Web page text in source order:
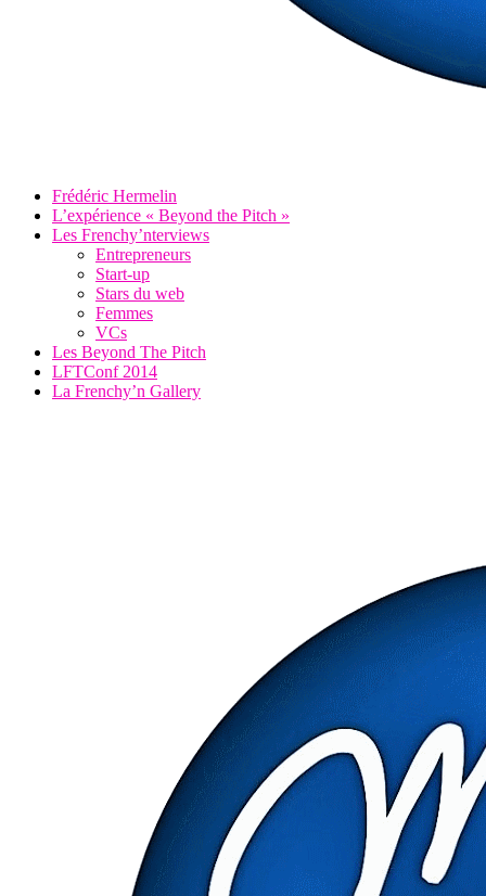
Frédéric Hermelin
L’expérience « Beyond the Pitch »
Les Frenchy’nterviews
Entrepreneurs
Start-up
Stars du web
Femmes
VCs
Les Beyond The Pitch
LFTConf 2014
La Frenchy’n Gallery